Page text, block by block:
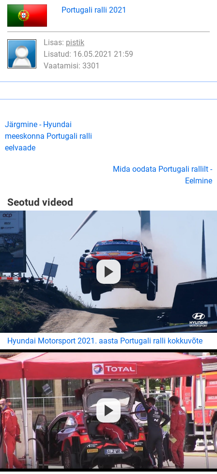
Portugali ralli 2021
Lisas: pistik
Lisatud: 16.05.2021 21:59
Vaatamisi: 3301
Järgmine - Hyundai
meeskonna Portugali ralli
eelvaade
Mida oodata Portugali rallilt -
Eelmine
Seotud videod
Hyundai Motorsport 2021. aasta Portugali ralli kokkuvõte